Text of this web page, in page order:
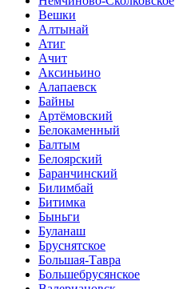
Вешки
Алтынай
Атиг
Ачит
Аксиньино
Алапаевск
Байны
Артёмовский
Белокаменный
Балтым
Белоярский
Баранчинский
Билимбай
Битимка
Быньги
Буланаш
Бруснятское
Большая-Тавра
Большебрусянское